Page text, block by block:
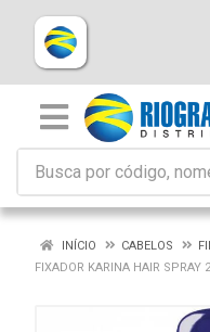
INÍCIO CABELOS
FIXADOR KARINA HAIR SPRAY